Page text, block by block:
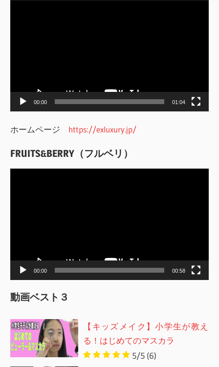
ー
00:00 01:04
ホームページ https://exluxury.jp/
FRUITS&BERRY（フルベリ）
ー
00:00 00:58
動画ベスト３
【キッズメイク】小学生が教え
る！はじめてのマスカラ
5/5 (6)